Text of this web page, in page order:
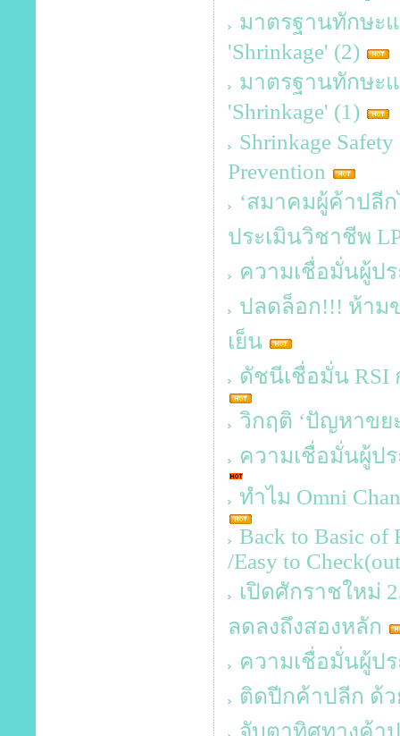
มาตรฐานทักษะ
'Shrinkage' (2)
มาตรฐานทักษะ
'Shrinkage' (1)
Shrinkage
Prevention
‘สมาคมผู้ค้าปลี
ประเมินวิชาชีพ
ความเชื่อมั่นผู้ป
ปลดล็อก!!! ห้าม
เย็น
ดัชนีเชื่อมั่น RSI
วิกฤติ ‘ปัญหาขย
ความเชื่อมั่นผู้ป
ทำไม Omni
Back to Basic of
/Easy to
เปิดศักราชใหม่
ลดลงถึงสองหลัก
ความเชื่อมั่นผู้ป
ติดปีกค้าปลีก ด้ว
จับตาทิศทางค้า